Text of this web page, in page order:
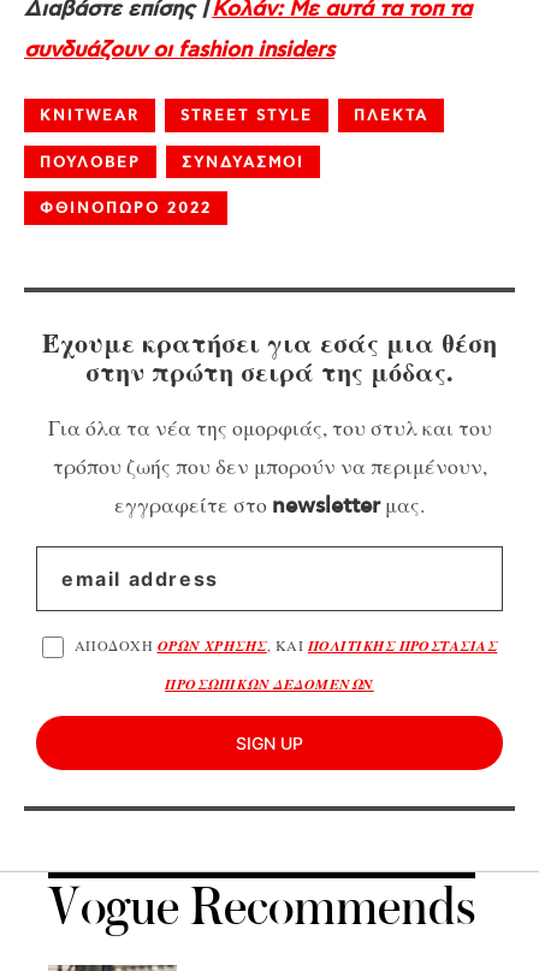
Διαβάστε επίσης |Κολάν: Με αυτά τα τοπ τα
συνδυάζουν οι fashion insiders
KNITWEAR STREET STYLE ΠΛΕΚΤΑ
ΠΟΥΛΟΒΕΡ ΣΥΝΔΥΑΣΜΟΙ
ΦΘΙΝΟΠΩΡΟ 2022
Έχουμε κρατήσει για εσάς μια θέση
στην πρώτη σειρά της μόδας.
Για όλα τα νέα της ομορφιάς, του στυλ και του
τρόπου ζωής που δεν μπορούν να περιμένουν,
εγγραφείτε στο newsletterμας.
ΑΠΟΔΟΧΗ ΟΡΩΝ ΧΡΗΣΗΣ, ΚΑΙ ΠΟΛΙΤΙΚΗΣ ΠΡΟΣΤΑΣΙΑΣ
ΠΡΟΣΩΠΙΚΩΝ ΔΕΔΟΜΕΝΩΝ
SIGN UP
Vogue Recommends